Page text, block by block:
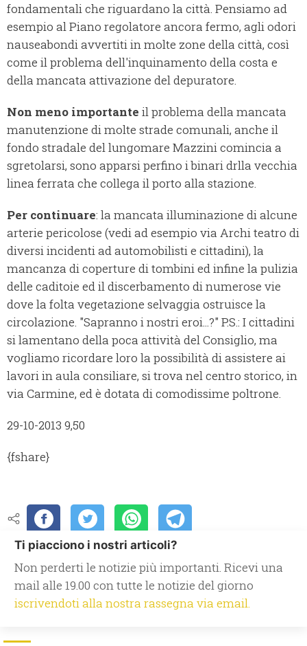
fondamentali che riguardano la città. Pensiamo ad
esempio al Piano regolatore ancora fermo, agli odori
nauseabondi avvertiti in molte zone della città, così
come il problema dell'inquinamento della costa e
della mancata attivazione del depuratore.
Non meno importante il problema della mancata
manutenzione di molte strade comunali, anche il
fondo stradale del lungomare Mazzini comincia a
sgretolarsi, sono apparsi perfino i binari drlla vecchia
linea ferrata che collega il porto alla stazione.
Per continuare: la mancata illuminazione di alcune
arterie pericolose (vedi ad esempio via Archi teatro di
diversi incidenti ad automobilisti e cittadini), la
mancanza di coperture di tombini ed infine la pulizia
delle caditoie ed il discerbamento di numerose vie
dove la folta vegetazione selvaggia ostruisce la
circolazione. "Sapranno i nostri eroi...?" P.S.: I cittadini
si lamentano della poca attività del Consiglio, ma
vogliamo ricordare loro la possibilità di assistere ai
lavori in aula consiliare, si trova nel centro storico, in
via Carmine, ed è dotata di comodissime poltrone.
29-10-2013 9,50
{fshare}
Ti piacciono i nostri articoli?
Non perderti le notizie più importanti. Ricevi una
mail alle 19.00 con tutte le notizie del giorno
iscrivendoti alla nostra rassegna via email.